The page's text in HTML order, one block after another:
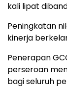
kali lipat
Peningkatan
kinerja
Penerapan
perseroan
bagi seluruh